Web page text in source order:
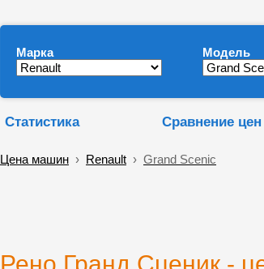
Марка Модель
Статистика Сравнение цен
Цена машин › Renault › Grand Scenic